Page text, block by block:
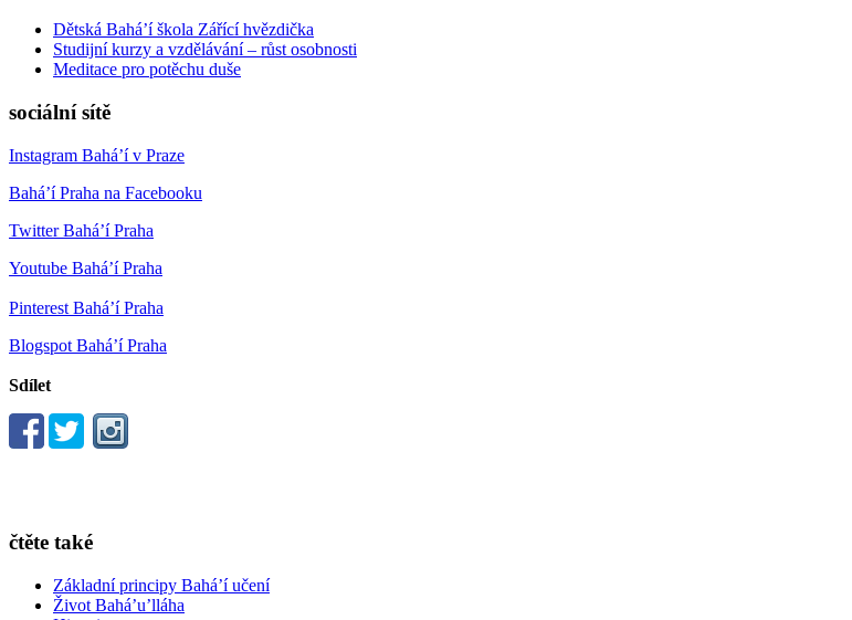
Dětská Bahá’í škola Zářící hvězdička
Studijní kurzy a vzdělávání – růst osobnosti
Meditace pro potěchu duše
sociální sítě
Instagram Bahá’í v Praze
Bahá’í Praha na Facebooku
Twitter Bahá’í Praha
Youtube Bahá’í Praha
Pinterest Bahá’í Praha
Blogspot Bahá’í Praha
Sdílet
čtěte také
Základní principy Bahá’í učení
Život Bahá’u’lláha